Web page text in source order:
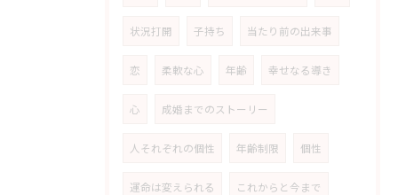
状況打開 子持ち 当たり前の出来事
恋 柔軟な心 年齢 幸せなる導き
心 成婚までのストーリー
人それぞれの個性 年齢制限 個性
運命は変えられる これからと今まで